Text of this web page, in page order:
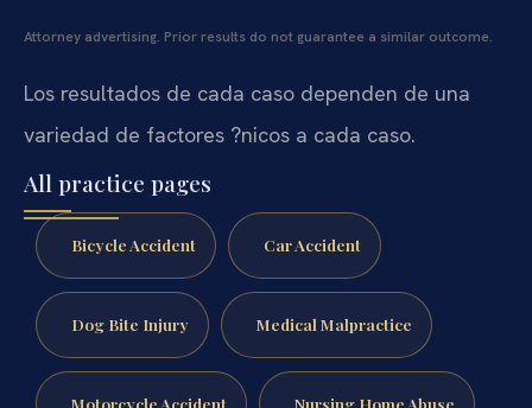
Attorney advertising. Prior results do not guarantee a similar outcome.
Los resultados de cada caso dependen de una
variedad de factores ?nicos a cada caso.
All practice pages
Bicycle Accident Car Accident
Dog Bite Injury Medical Malpractice
Motorcycle Accident Nursing Home Abuse